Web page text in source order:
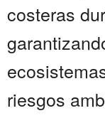
costeras
riesgos